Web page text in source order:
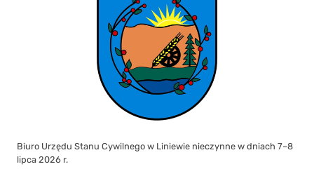
Biuro Urzędu Stanu Cywilnego w Liniewie nieczynne w dniach 7–8
lipca 2026 r.